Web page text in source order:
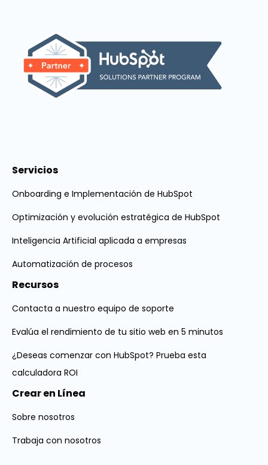
Servicios
Onboarding e Implementación de HubSpot
Optimización y evolución estratégica de HubSpot
Inteligencia Artificial aplicada a empresas
Automatización de procesos
Recursos
Contacta a nuestro equipo de soporte
Evalúa el rendimiento de tu sitio web en 5 minutos
¿Deseas comenzar con HubSpot? Prueba esta
calculadora ROI
Crear en Línea
Sobre nosotros
Trabaja con nosotros